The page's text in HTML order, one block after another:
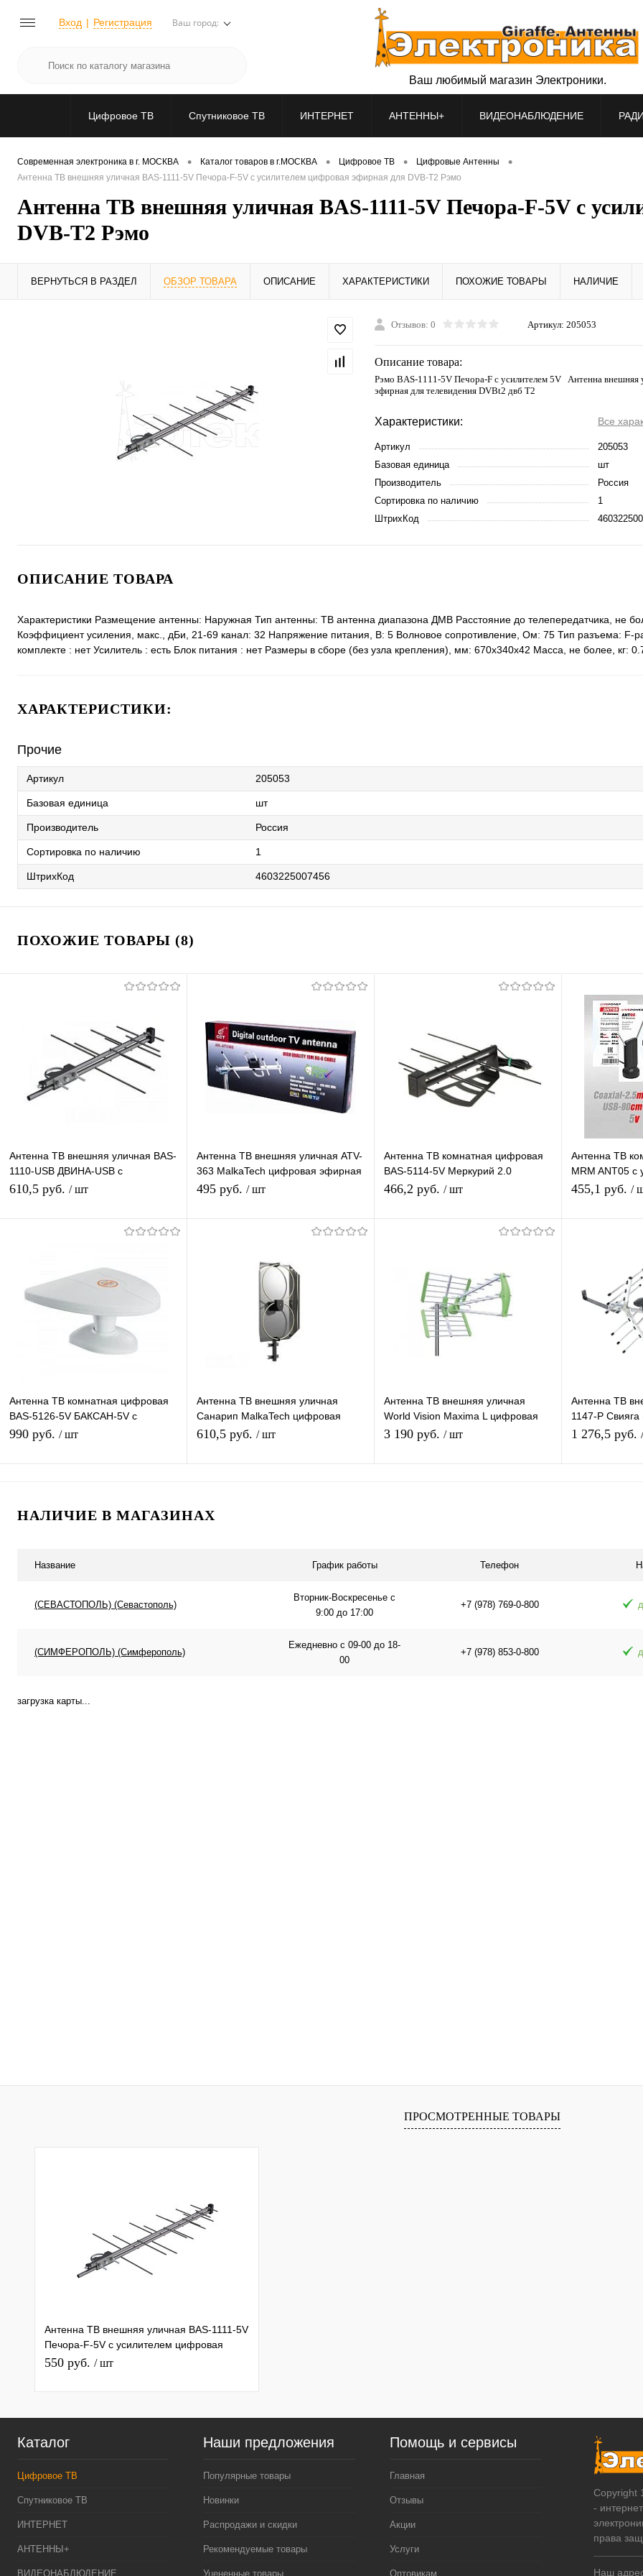
Вход Регистрация Ваш город:
Ваш любимый магазин Электроники.
Цифровое ТВ Спутниковое ТВ ИНТЕРНЕТ АНТЕННЫ+ ВИДЕОНАБЛЮДЕНИЕ
Современная электроника в г. МОСКВА • Каталог товаров в г.МОСКВА • Цифровое ТВ • Цифровые Антенны •
Антенна ТВ внешняя уличная BAS-1111-5V Печора-F-5V с усилителем цифровая эфирная для DVB-T2 Рэмо
Антенна ТВ внешняя уличная BAS-1111-5V Печора-F-5V с
DVB-T2 Рэмо
ВЕРНУТЬСЯ В РАЗДЕЛ ОБЗОР ТОВАРА ОПИСАНИЕ ХАРАКТЕРИСТИКИ ПОХОЖИЕ ТОВАРЫ НАЛИЧИЕ
Отзывов: 0 Артикул: 205053
Описание товара:
Рэмо BAS-1111-5V Печора-F с усилителем 5V Антенна внешняя
эфирная для телевидения DVBt2 двб Т2
Характеристики: Все
Артикул
205053
Базовая единица
шт
Производитель
Россия
Сортировка по наличию
1
ШтрихКод
ОПИСАНИЕ ТОВАРА
Характеристики Размещение антенны: Наружная Тип антенны: ТВ антенна диапазона ДМВ Расстояние до телепередатчика, не
Коэффициент усиления, макс., дБи, 21-69 канал: 32 Напряжение питания, В: 5 Волновое сопротивление, Ом: 75 Тип разъема: F-
комплекте : нет Усилитель : есть Блок питания : нет Размеры в сборе (без узла крепления), мм: 670х340х42 Масса, не более, кг:
ХАРАКТЕРИСТИКИ:
Прочие
Артикул 205053
Базовая единица шт
Производитель Россия
Сортировка по наличию 1
ШтрихКод 4603225007456
ПОХОЖИЕ ТОВАРЫ (8)
Антенна ТВ внешняя уличная BAS-
1110-USB ДВИНА-USB с
усилителем цифровая эфирная
610,5 руб. / шт
Купить в 1 клик К сравнению
В избранное
Антенна ТВ внешняя уличная ATV-
363 MalkaTech цифровая эфирная
для DVB-T2 ТВ наружная
495 руб. / шт
Купить в 1 клик
В избранное
Антенна ТВ комнатная цифровая
BAS-5114-5V Меркурий 2.0
эфирная для DVB-T2 телевидения
466,2 руб. / шт
Купить в 1 клик К сравнению
В избранное В наличии
Антенна ТВ
MRM ANT05 с
эфирная для
455,1 руб. /
Купить в 1
В избранное
Антенна ТВ комнатная цифровая
BAS-5126-5V БАКСАН-5V с
усилителем эфирная для DVB-T2
990 руб. / шт
Антенна ТВ внешняя уличная
Санарип MalkaTech цифровая
эфирная для DVB-T2 ТВ наружная
610,5 руб. / шт
Антенна ТВ внешняя уличная
World Vision Maxima L цифровая
эфирная для DVB-T2 ТВ наружная
3 190 руб. / шт
Антенна ТВ
1147-Р
для DVB-T2
1 276,5 руб.
НАЛИЧИЕ В МАГАЗИНАХ
Название График работы Телефон
(СЕВАСТОПОЛЬ) (Севастополь)
Вторник-Воскресенье с
9:00 до 17:00
+7 (978) 769-0-800
(СИМФЕРОПОЛЬ) (Симферополь)
Ежедневно с 09-00 до 18-
00
+7 (978) 853-0-800
загрузка карты...
ПРОСМОТРЕННЫЕ ТОВАРЫ
Антенна ТВ внешняя уличная BAS-1111-5V
Печора-F-5V с усилителем цифровая
эфирная для DVB-T2 Рэмо
550 руб. / шт
Каталог
Цифровое ТВ
Спутниковое ТВ
ИНТЕРНЕТ
АНТЕННЫ+
ВИДЕОНАБЛЮДЕНИЕ
Наши предложения
Популярные товары
Новинки
Распродажи и скидки
Рекомендуемые товары
Уцененные товары
Помощь и сервисы
Главная
Отзывы
Акции
Услуги
Оптовикам
Copyright
-
права
Наш